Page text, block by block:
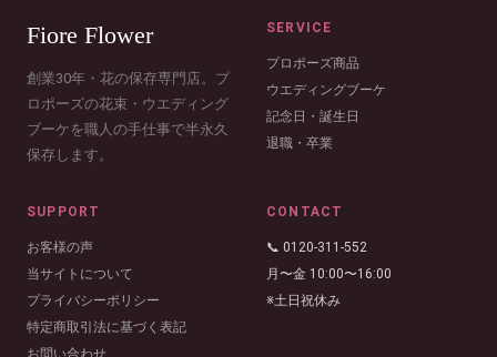
Fiore Flower
創業30年・花の保存専門店。プ
ロポーズの花束・ウエディング
ブーケを職人の手仕事で半永久
保存します。
SERVICE
プロポーズ商品
ウエディングブーケ
記念日・誕生日
退職・卒業
SUPPORT
お客様の声
当サイトについて
プライバシーポリシー
特定商取引法に基づく表記
お問い合わせ
CONTACT
📞 0120-311-552
月〜金 10:00〜16:00
※土日祝休み